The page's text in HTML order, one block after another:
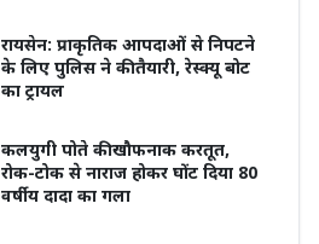
रायसेन: प्राकृतिक आपदाओं से निपटने
के लिए पुलिस ने की तैयारी, रेस्क्यू बोट
का ट्रायल
कलयुगी पोते की खौफनाक करतूत,
रोक-टोक से नाराज होकर घोंट दिया 80
वर्षीय दादा का गला